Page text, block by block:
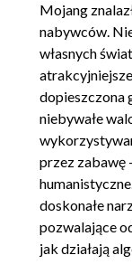
1.9. Funkcja Say
tekstowe
1.10. Liczby
Random numer
1.11. Wartości
Instrukcja
1.12. Instrukcje
warunkowa else
1.13. Funkcja
1.14. Instrukcja
Mojang
nabywców.
własnych
dopieszczona
niebywałe
przez zabawę
doskonałe
pozwalające
jak działają